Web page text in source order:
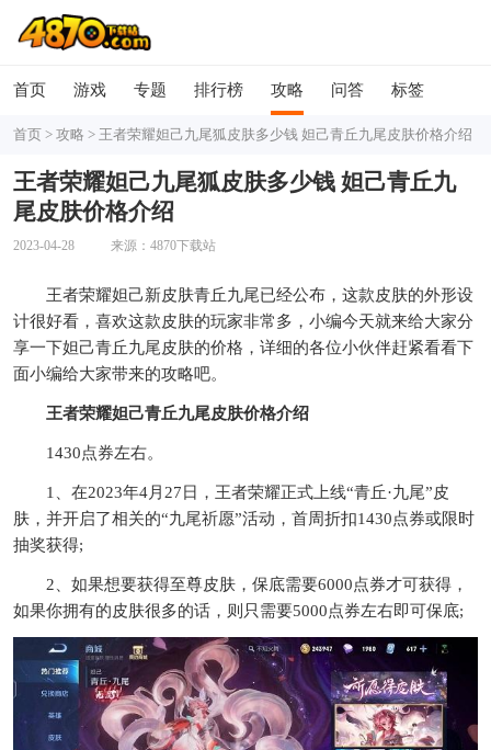
首页 游戏 专题 排行榜 攻略 问答 标签
首页 > 攻略 > 王者荣耀妲己九尾狐皮肤多少钱 妲己青丘九尾皮肤价格介绍
王者荣耀妲己九尾狐皮肤多少钱 妲己青丘九
尾皮肤价格介绍
2023-04-28 来源：4870下载站
王者荣耀妲己新皮肤青丘九尾已经公布，这款皮肤的外形设
计很好看，喜欢这款皮肤的玩家非常多，小编今天就来给大家分
享一下妲己青丘九尾皮肤的价格，详细的各位小伙伴赶紧看看下
面小编给大家带来的攻略吧。
王者荣耀妲己青丘九尾皮肤价格介绍
1430点券左右。
1、在2023年4月27日，王者荣耀正式上线“青丘·九尾”皮
肤，并开启了相关的“九尾祈愿”活动，首周折扣1430点券或限时
抽奖获得;
2、如果想要获得至尊皮肤，保底需要6000点券才可获得，
如果你拥有的皮肤很多的话，则只需要5000点券左右即可保底;